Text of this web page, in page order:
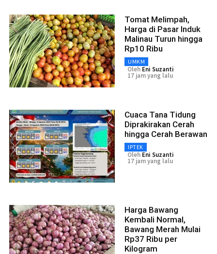
Tomat Melimpah,
Harga di Pasar Induk
Malinau Turun hingga
Rp10 Ribu
UMKM
Oleh Eni Suzanti
17 jam yang lalu
Cuaca Tana Tidung
Diprakirakan Cerah
hingga Cerah Berawan
IPTEK
Oleh Eni Suzanti
17 jam yang lalu
Harga Bawang
Kembali Normal,
Bawang Merah Mulai
Rp37 Ribu per
Kilogram